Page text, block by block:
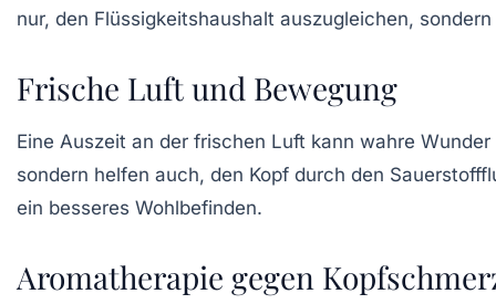
nur, den Flüssigkeitshaushalt auszugleichen,
Frische Luft und Bewegung
Eine Auszeit an der frischen Luft kann wahre
sondern helfen auch, den Kopf durch den
ein besseres Wohlbefinden.
Aromatherapie gegen